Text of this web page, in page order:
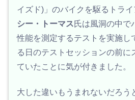
イズド)」のバイクを駆るトラ
シー・トーマス氏は風洞の中で
性能を測定するテストを実施し
る日のテストセッションの前に
ていたことに気が付きました。
大した違いもうまれないだろう